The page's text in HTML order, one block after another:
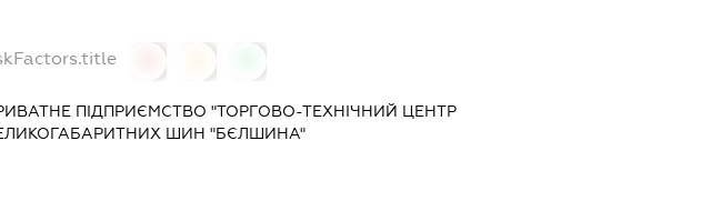
ПІДПРИЄМСТВО "ТОРГОВО-ТЕХНІЧНИЙ ЦЕНТР
ШИН "БЄЛШИНА"